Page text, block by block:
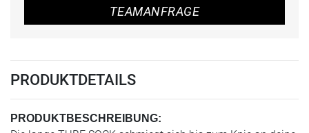
TEAMANFRAGE
PRODUKTDETAILS
PRODUKTBESCHREIBUNG: